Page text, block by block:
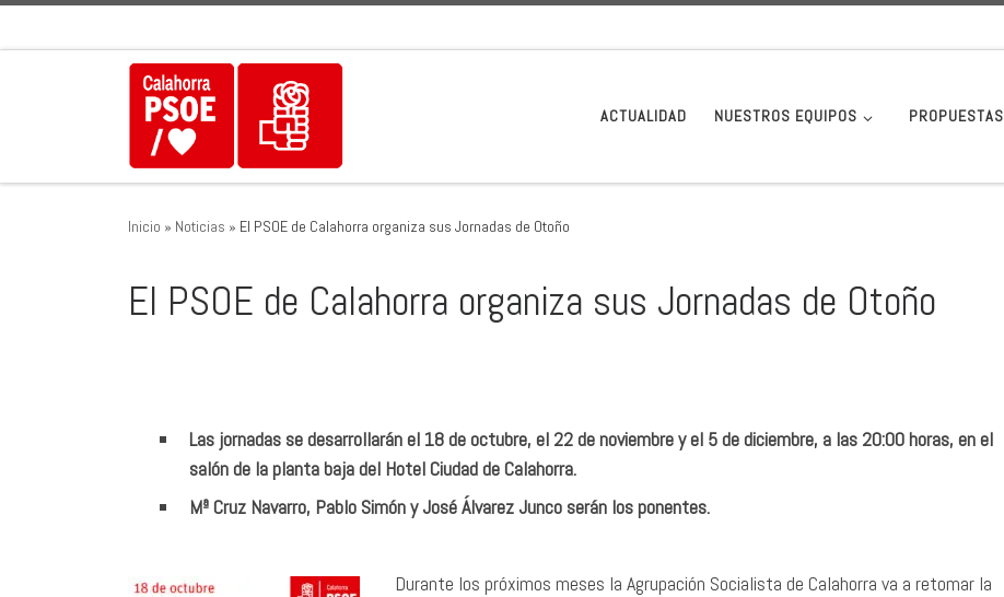
ACTUALIDAD NUESTROS EQUIPOS PROPUESTAS
Inicio » Noticias » El PSOE de Calahorra organiza sus Jornadas de Otoño
El PSOE de Calahorra organiza sus Jornadas de Otoño
Las jornadas se desarrollarán el 18 de octubre, el 22 de noviembre y el 5 de diciembre, a las 20:00 horas, en el
salón de la planta baja del Hotel Ciudad de Calahorra.
Mª Cruz Navarro, Pablo Simón y José Álvarez Junco serán los ponentes.
Durante los próximos meses la Agrupación Socialista de Calahorra va a retomar la